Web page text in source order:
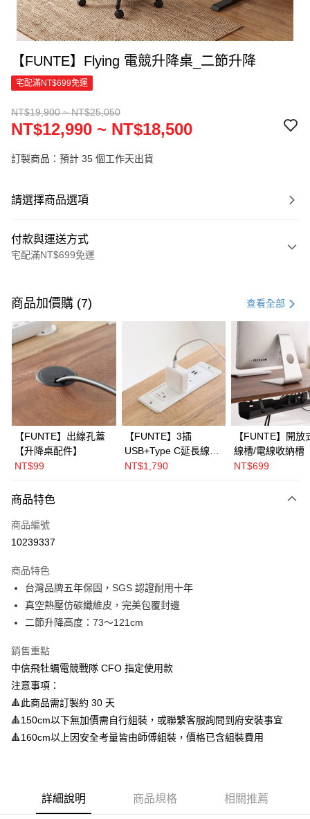
【FUNTE】Flying 電競升降桌_二節升降
宅配滿NT$699免運
NT$19,900 ~ NT$25,050
NT$12,990 ~ NT$18,500
訂製商品：預計 35 個工作天出貨
請選擇商品選項
付款與運送方式
宅配滿NT$699免運
信用卡一次付款
信用卡分期付款
3 期 0 利率 每期 21家銀行
合作金庫商業銀行
第一商業銀行
華南商業銀行
彰化商業銀行
上海商業儲蓄銀行
台北富邦商業銀行
兆豐國際商業銀行
臺灣中小企業銀行
台中商業銀行
匯豐（台灣）商業銀行
華泰商業銀行
聯邦商業銀行
遠東國際商業銀行
元大商業銀行
台新國際商業銀行
6 期 0 利率 每期NT$2,165 21家銀行
合作金庫商業銀行
第一商業銀行
華南商業銀行
彰化商業銀行
上海商業儲蓄銀行
台北富邦商業銀行
國泰世華商業銀行
兆豐國際商業銀行
臺灣中小企業銀行
台中商業銀行
匯豐（台灣）商業銀行
華泰商業銀行
元大商業銀行
玉山商業銀行
台新國際商業銀行
台灣樂天信用卡公司
LINE Pay
Apple Pay
悠遊付
Google Pay
全盈+PAY
大哥付你分期
相關說明
1.本服務由台灣大哥大提供，台灣大哥大用戶可立即使用無須另外申請。
2.付款方式選擇「大哥付你分期」，訂單成立後會自動跳轉到大哥付的交易
流程，驗證手機門號後，選擇欲分期的期數、繳款截止日，確認付款後即完
成交易。
3.實際核准額度、可分期數及費用金額請依後續交易確認頁面所載為準。
法說明評估內容。
【繳款方式說明】
1.分期款項不併入電信帳單，「大哥付你分期」於每月結算日後寄送繳費提
醒簡訊。
2.透過簡訊連結打開帳單後，可選擇「超商條碼／台灣大直營門市／銀行轉
帳／街口支付／iPASS MONEY」等通路繳費。
【注意事項】
2.基於同意付款使用「大哥付你分期」之契約關係目的，商店將以您的個人
資料（包含姓名、電話或地址）提供予台灣大哥大進項蒐集、處理及利用，
AFTEE先享後付
相關說明
【關於「AFTEE先享後付」】
AFTEE先享後付是「在收到商品之後才付款」的支付方式。 讓您購物簡單
便利好安心！
２．便利：只要手機號碼，簡訊認證，即可結帳。
３．安心：先確認商品／服務後，再付款。
【「AFTEE先享後付」結帳流程】
１．於結帳方式選擇「AFTEE先享後付」後，將跳轉至「AFTEE先享後付」
２．訂單成立數日內，您將收到繳費通知簡訊。
３．收到繳費通知簡訊後14天內，點擊此簡訊中的連結，可透過四大超商／
※ 交易是否成功請以「AFTEE先享後付 」之結帳頁面顯示為準，若有關於
是否繳費成功／繳費後需取消欲退款等相關疑問，請聯繫「AFTEE先享後付
運送方式
每筆NT$130，滿NT$699(含以上)免運費
商品加價購 (7) 查看全部
【FUNTE】出線孔蓋
【升降桌配件】
NT$99
【FUNTE】3插
USB+Type C延長線
【升降桌配件】
NT$1,790
【FUNTE】開放
線槽/電線收納槽
降桌配件】
NT$699
商品特色
商品編號
10239337
商品特色
台灣品牌五年保固，SGS 認證耐用十年
真空熱壓仿碳纖維皮，完美包覆封邊
二節升降高度：73～121cm
銷售重點
中信飛牡蠣電競戰隊 CFO 指定使用款
注意事項：
🔺此商品需訂製約 30 天
🔺150cm以下無加價需自行組裝，或聯繫客服詢問到府安裝事宜
🔺160cm以上因安全考量皆由師傅組裝，價格已含組裝費用
詳細說明 商品規格 相關推薦